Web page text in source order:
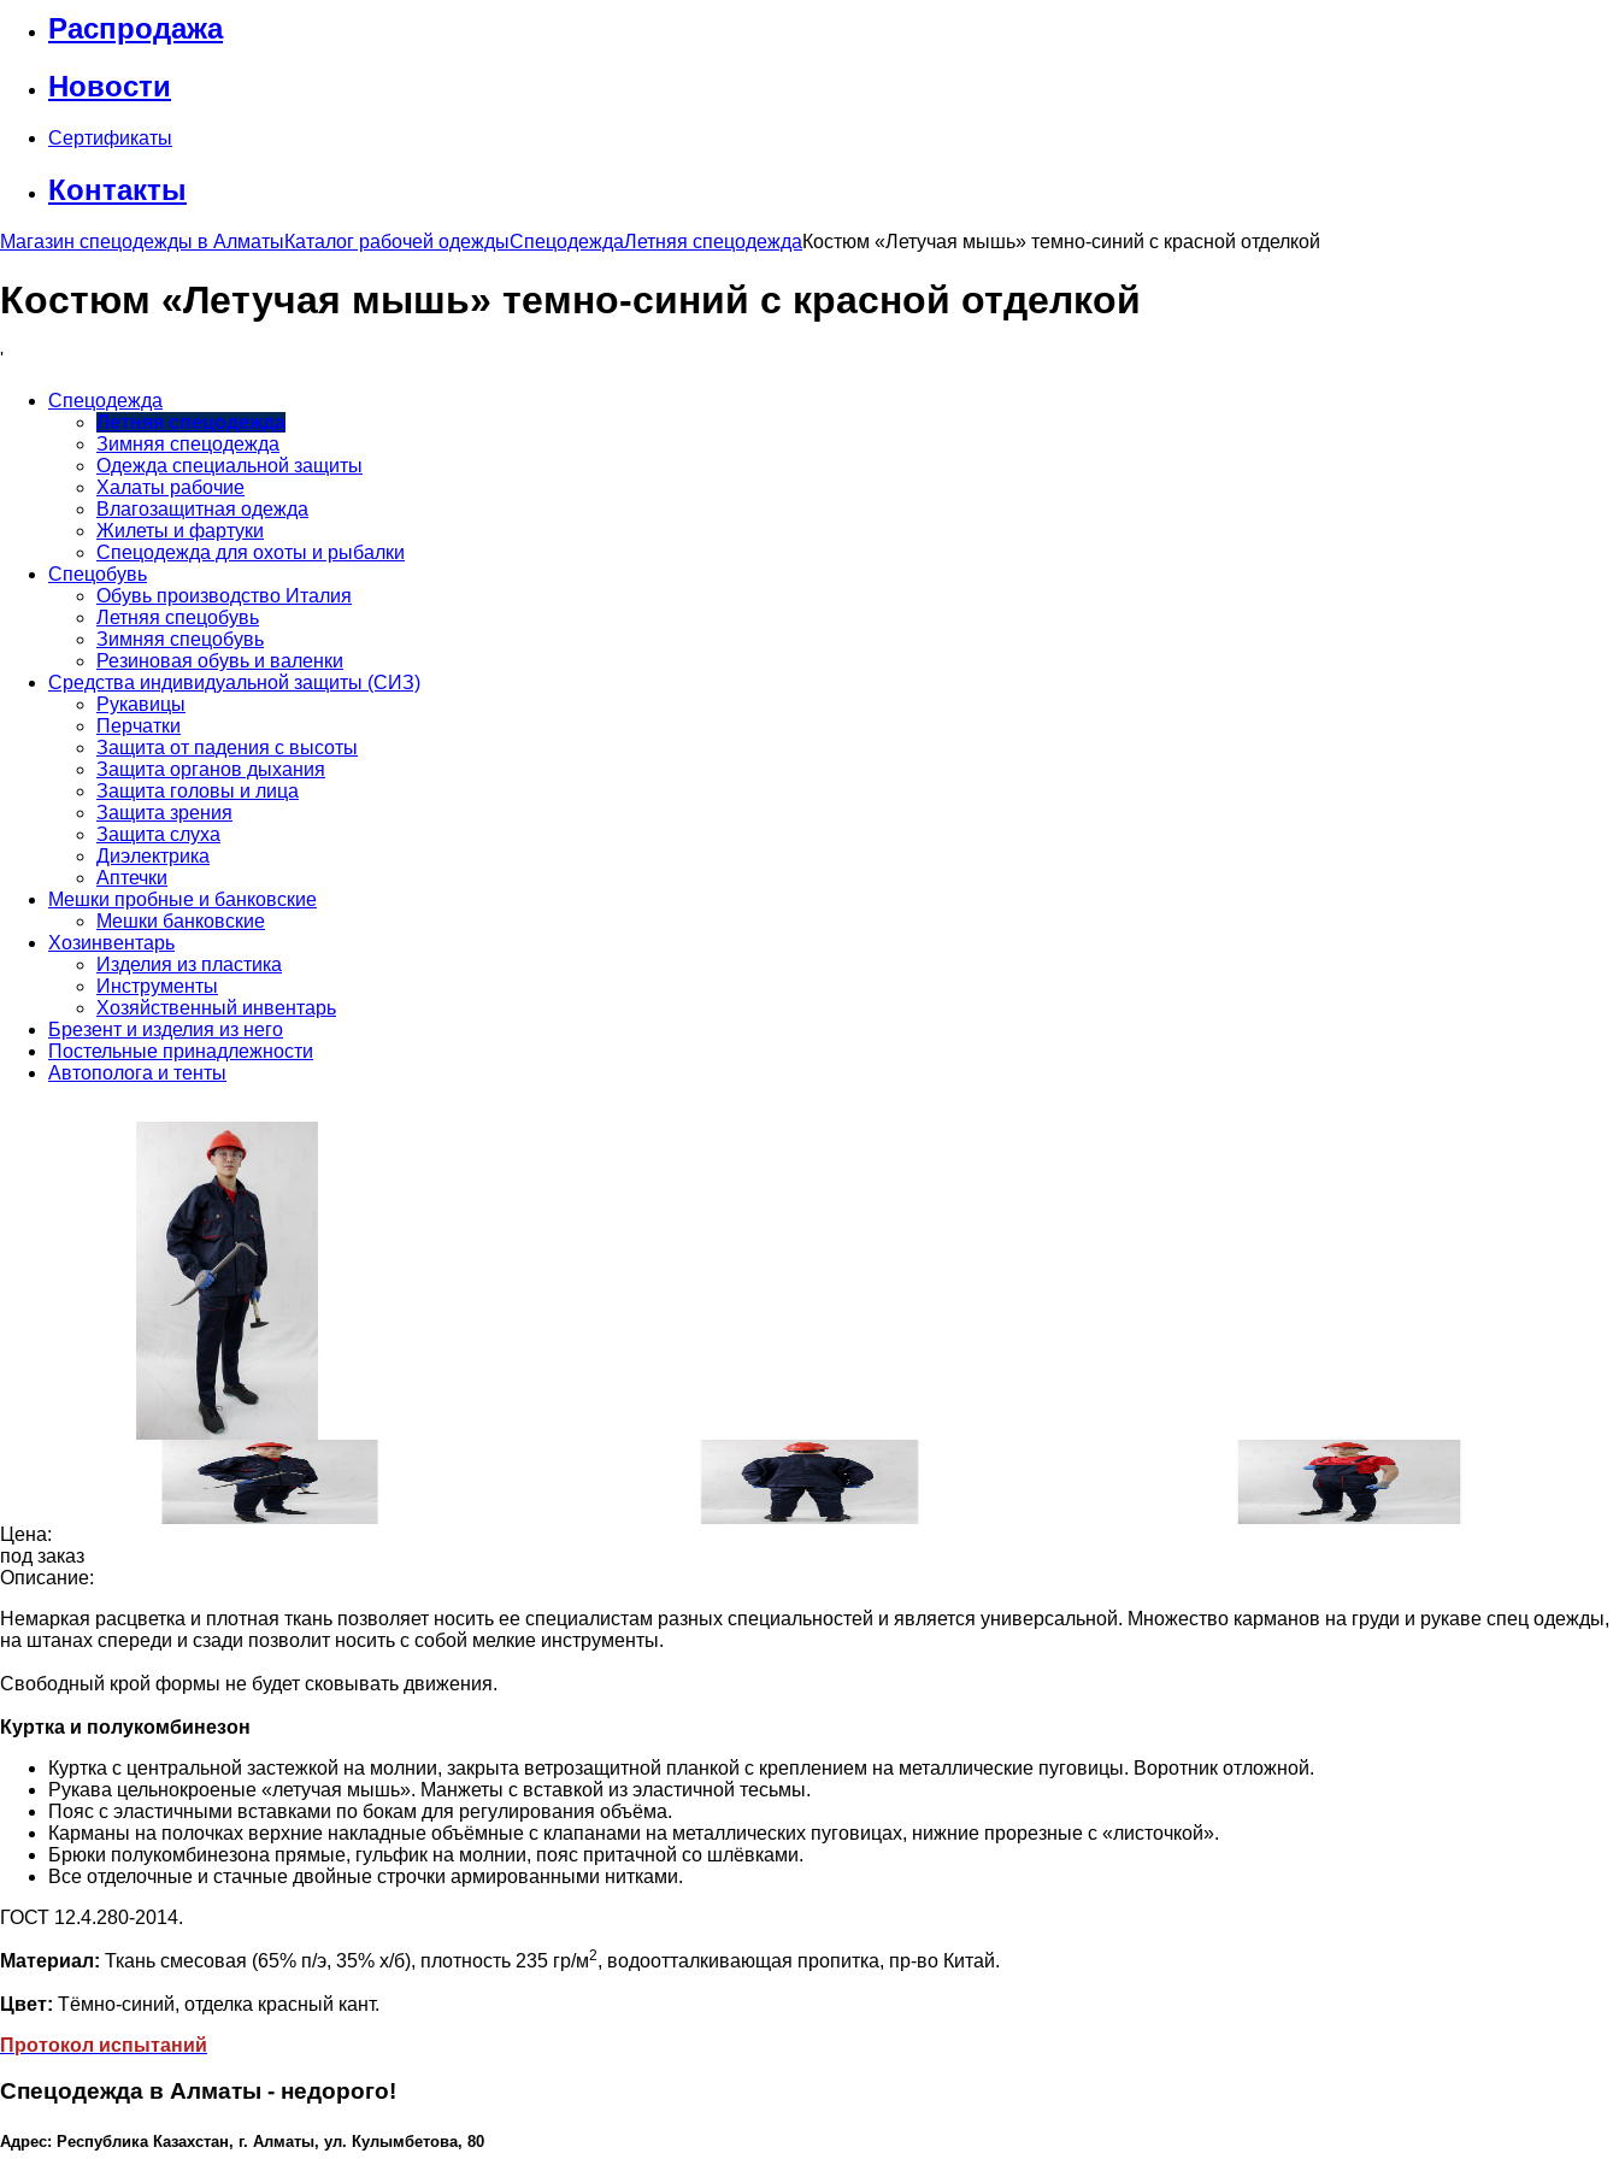
Распродажа
Новости
Сертификаты
Контакты
Магазин спецодежды в АлматыКаталог рабочей одеждыСпецодеждаЛетняя спецодеждаКостюм «Летучая мышь» темно-синий с красной отделкой
Костюм «Летучая мышь» темно-синий с красной отделкой
'
Спецодежда
Летняя спецодежда
Зимняя спецодежда
Одежда специальной защиты
Халаты рабочие
Влагозащитная одежда
Жилеты и фартуки
Спецодежда для охоты и рыбалки
Спецобувь
Обувь производство Италия
Летняя спецобувь
Зимняя спецобувь
Резиновая обувь и валенки
Средства индивидуальной защиты (СИЗ)
Рукавицы
Перчатки
Защита от падения с высоты
Защита органов дыхания
Защита головы и лица
Защита зрения
Защита слуха
Диэлектрика
Аптечки
Мешки пробные и банковские
Мешки банковские
Хозинвентарь
Изделия из пластика
Инструменты
Хозяйственный инвентарь
Брезент и изделия из него
Постельные принадлежности
Автополога и тенты
Цена:
под заказ
Описание:
Немаркая расцветка и плотная ткань позволяет носить ее специалистам разных специальностей и является универсальной. Множество карманов на груди и рукаве спец одежды,
на штанах спереди и сзади позволит носить с собой мелкие инструменты.
Свободный крой формы не будет сковывать движения.
Куртка и полукомбинезон
Куртка с центральной застежкой на молнии, закрыта ветрозащитной планкой с креплением на металлические пуговицы. Воротник отложной.
Рукава цельнокроеные «летучая мышь». Манжеты с вставкой из эластичной тесьмы.
Пояс с эластичными вставками по бокам для регулирования объёма.
Карманы на полочках верхние накладные объёмные с клапанами на металлических пуговицах, нижние прорезные с «листочкой».
Брюки полукомбинезона прямые, гульфик на молнии, пояс притачной со шлёвками.
Все отделочные и стачные двойные строчки армированными нитками.
ГОСТ 12.4.280-2014.
Материал: Ткань смесовая (65% п/э, 35% х/б), плотность 235 гр/м2, водоотталкивающая пропитка, пр-во Китай.
Цвет: Тёмно-синий, отделка красный кант.
Протокол испытаний
Спецодежда в Алматы - недорого!
Адрес: Республика Казахстан, г. Алматы, ул. Кулымбетова, 80